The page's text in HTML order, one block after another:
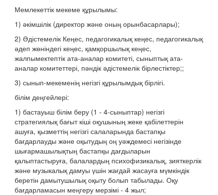
Мемлекеттік мекеме құрылымы:
1) әкімшілік (директор және оның орынбасарлары);
2) Әдістемелік Кеңес, педагогикалық кеңес, педагогикалық
әдеп жөніндегі кеңес, қамқоршылық кеңес,
жалпымектептік ата-аналар комитеті, сыныптық ата-
аналар комитеттері, пәндік әдістемелік бірлестіктер;;
3) сынып-мекеменің негізгі құрылымдық бірлігі.
білім деңгейлері:
1) бастауыш білім беру (1 - 4-сыныптар) негізгі
стратегиялық бағыт кіші оқушының жеке қабілеттерін
ашуға, қызметтің негізгі салаларында бастапқы
бағдарлауды және оқытудың оң уәждемесі негізінде
шығармашылықтың бастапқы дағдыларын
қалыптастыруға, балалардың психофизикалық, зияткерлік
және музыкалық дамуы үшін жағдай жасауға мүмкіндік
беретін дамытушылық оқыту болып табылады. Оқу
бағдарламасын меңгеру мерзімі - 4 жыл;